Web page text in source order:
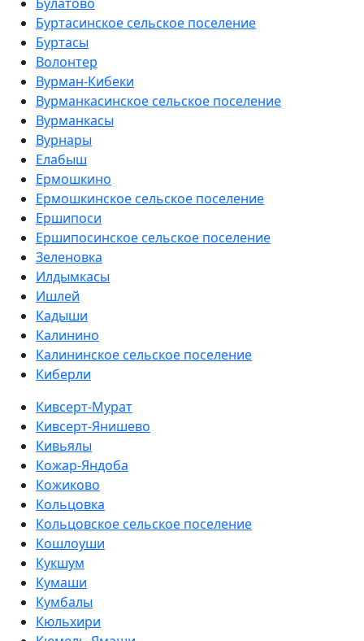
Буртасинское сельское поселение
Буртасы
Волонтер
Вурман-Кибеки
Вурманкасинское сельское поселение
Вурманкасы
Вурнары
Елабыш
Ермошкино
Ермошкинское сельское поселение
Ершипоси
Ершипосинское сельское поселение
Зеленовка
Илдымкасы
Ишлей
Кадыши
Калинино
Калининское сельское поселение
Киберли
Кивсерт-Мурат
Кивсерт-Янишево
Кивьялы
Кожар-Яндоба
Кожиково
Кольцовка
Кольцовское сельское поселение
Кошлоуши
Кукшум
Кумаши
Кумбалы
Кюльхири